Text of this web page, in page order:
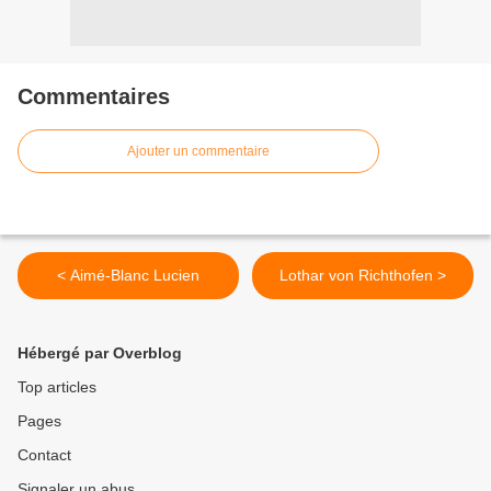
Commentaires
Ajouter un commentaire
< Aimé-Blanc Lucien Lothar von Richthofen >
Hébergé par Overblog
Top articles
Pages
Contact